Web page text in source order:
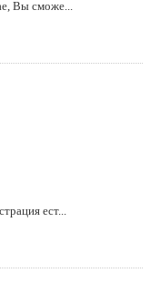
Вы сможе...
ест...